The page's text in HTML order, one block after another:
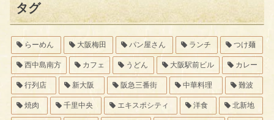
タグ
らーめん 大阪梅田 パン屋さん ランチ つけ麺
西中島南方 カフェ うどん 大阪駅前ビル カレー
行列店 新大阪 阪急三番街 中華料理 難波
焼肉 千里中央 エキスポシティ 洋食 北新地